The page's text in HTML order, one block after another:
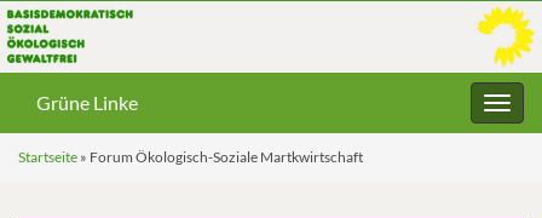
Grüne Linke
Startseite » Forum Ökologisch-Soziale Martkwirtschaft